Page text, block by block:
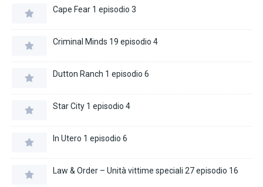
Cape Fear 1 episodio 3
Criminal Minds 19 episodio 4
Dutton Ranch 1 episodio 6
Star City 1 episodio 4
In Utero 1 episodio 6
Law & Order – Unità vittime speciali 27 episodio 16